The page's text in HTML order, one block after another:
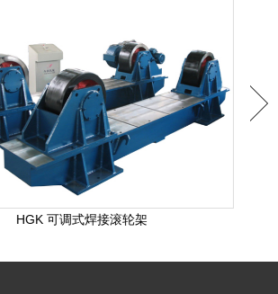
HGK 可调式焊接滚轮架